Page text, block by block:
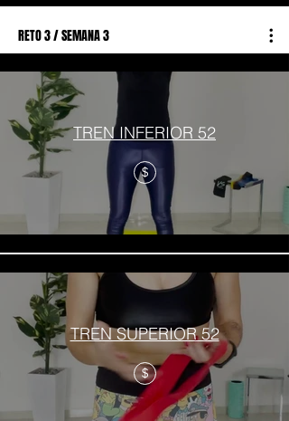
RETO 3 / SEMANA 3
TREN INFERIOR 52
$
TREN SUPERIOR 52
$